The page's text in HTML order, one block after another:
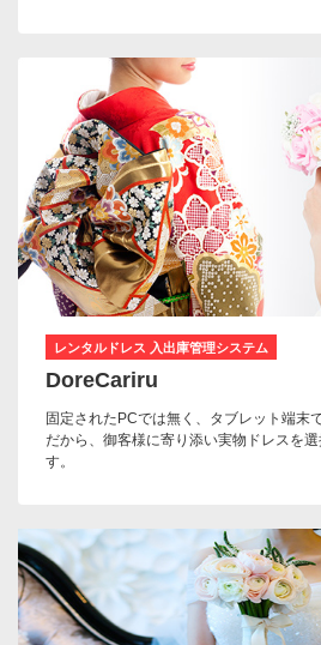
レンタルドレス 入出庫管理システム
DoreCariru
固定されたPCでは無く、タブレット端末
だから、御客様に寄り添い実物ドレスを
す。